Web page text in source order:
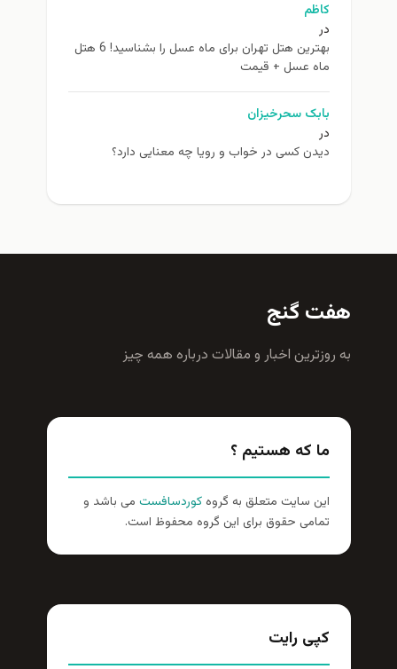
کاظم
در
بهترین هتل تهران برای ماه عسل را بشناسید! 6 هتل
ماه عسل + قیمت
بابک سحرخیزان
در
دیدن کسی در خواب و رویا چه معنایی دارد؟
هفت گنج
به روزترين اخبار و مقالات درباره همه چيز
ما که هستیم ؟
این سایت متعلق به گروهکوردسافست می باشد و
تمامی حقوق برای این گروه محفوظ است.
کپی رایت